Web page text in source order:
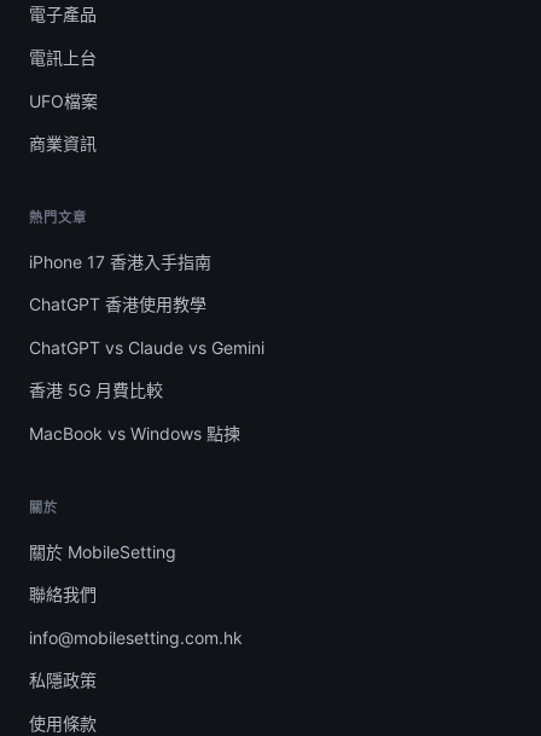
電子產品
電訊上台
UFO檔案
商業資訊
熱門文章
iPhone 17 香港入手指南
ChatGPT 香港使用教學
ChatGPT vs Claude vs Gemini
香港 5G 月費比較
MacBook vs Windows 點揀
關於
關於 MobileSetting
聯絡我們
info@mobilesetting.com.hk
私隱政策
使用條款